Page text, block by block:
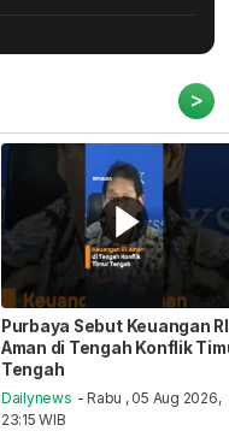
>
Purbaya Sebut Keuangan RI
Aman di Tengah Konflik
Tengah
Dailynews - Rabu , 05 Aug 2026,
23:15 WIB